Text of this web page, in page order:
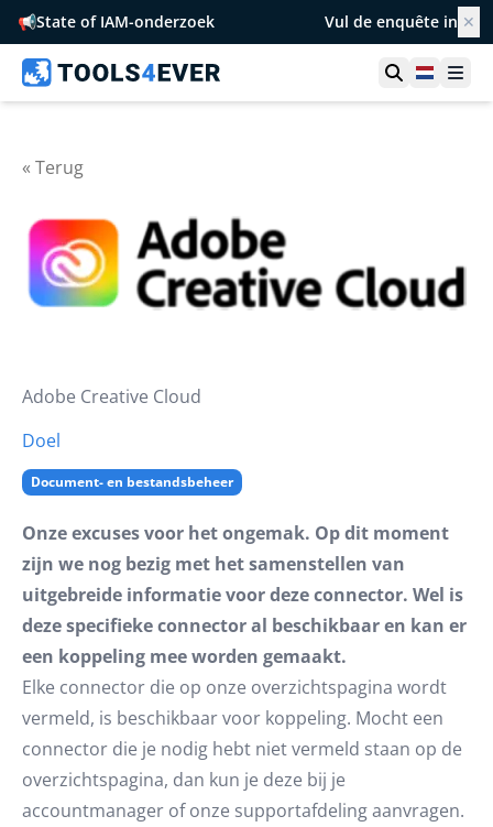
📢State of IAM-onderzoek Vul de enquête in ✕
Toon zoek
« Terug
Adobe Creative Cloud
Doel
Document- en bestandsbeheer
Onze excuses voor het ongemak. Op dit moment
zijn we nog bezig met het samenstellen van
uitgebreide informatie voor deze connector. Wel is
deze specifieke connector al beschikbaar en kan er
een koppeling mee worden gemaakt.
Elke connector die op onze overzichtspagina wordt
vermeld, is beschikbaar voor koppeling. Mocht een
connector die je nodig hebt niet vermeld staan op de
overzichtspagina, dan kun je deze bij je
accountmanager of onze supportafdeling aanvragen.